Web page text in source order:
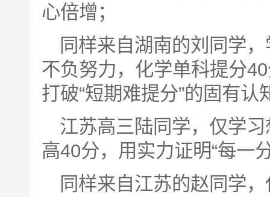
心倍增；
同样来自湖南的刘同学
不负努力，化学单科提分
打破“短期难提分”的固有认
江苏高三陆同学，仅学
高40分，用实力证明“每一
同样来自江苏的赵同学